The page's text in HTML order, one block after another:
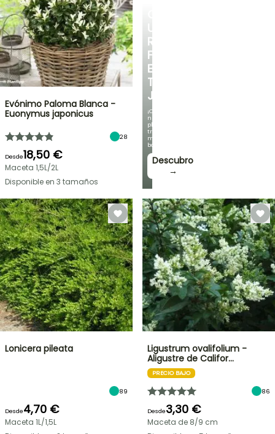
UN
RINCÓN
FRESCO
EN
TU
JARDÍN
¡Con
nuestras
plantas
trepadoras
más
bonitas!
Descubro
→
Evónimo Paloma Blanca -
Euonymus japonicus
28
Desde18,50 €
Maceta 1,5L/2L
Disponible en 3 tamaños
Lonicera pileata
89
Desde4,70 €
Maceta 1L/1,5L
Ligustrum ovalifolium -
Aligustre de Califor…
PRECIO BAJO
86
Desde3,30 €
Maceta de 8/9 cm